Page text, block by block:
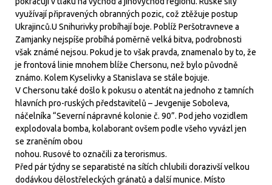
využívají připravených obranných pozic, což ztěžuje postup
Ukrajinců.U Snihurivky probíhají boje. Poblíž Peršotravneve a
Zamjanky nejspíše probíhá poměrně velká bitva, podrobnosti
však známé nejsou. Pokud je to však pravda, znamenalo by to, že
je frontová linie mnohem blíže Chersonu, než bylo původně
známo. Kolem Kyselivky a Stanislava se stále bojuje.
V Chersonu také došlo k pokusu o atentát na jednoho z tamních
hlavních pro-ruských představitelů – Jevgenije Soboleva,
náčelníka “Severní nápravné kolonie č. 90”. Pod jeho vozidlem
explodovala bomba, kolaborant ovšem podle všeho vyvázl jen
se zraněním obou
nohou. Rusové to označili za terorismus.
Před pár týdny se separatisté na sítích chlubili dorazivší velkou
dodávkou dělostřeleckých gránatů a další munice. Místo